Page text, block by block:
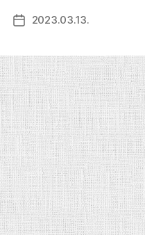
Bejegyzés
2023.03.13.